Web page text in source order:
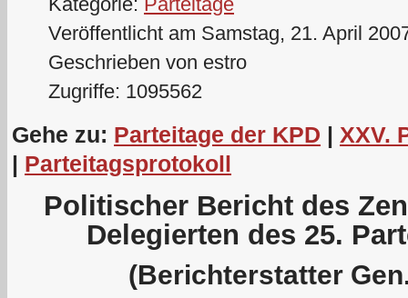
Veröffentlicht am Samstag, 21. April
Geschrieben von estro
Zugriffe: 1095562
Gehe zu: Parteitage der KPD | XXV.
| Parteitagsprotokoll
Politischer Bericht des
Delegierten des 25.
(Berichterstatter